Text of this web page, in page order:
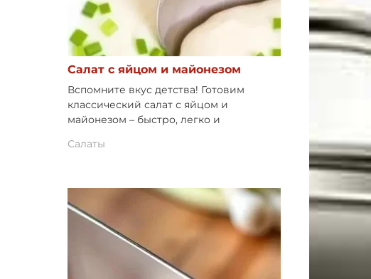
Салат с яйцом и майонезом
Вспомните вкус детства! Готовим
классический салат с яйцом и
майонезом – быстро, легко и
Салаты